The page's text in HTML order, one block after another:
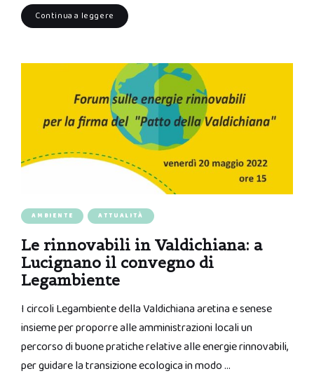
Continua a leggere
AMBIENTE ATTUALITÀ
Le rinnovabili in Valdichiana: a
Lucignano il convegno di
Legambiente
I circoli Legambiente della Valdichiana aretina e senese
insieme per proporre alle amministrazioni locali un
percorso di buone pratiche relative alle energie rinnovabili,
per guidare la transizione ecologica in modo …